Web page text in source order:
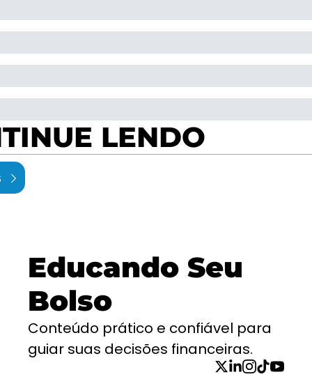
LENDO
Educando Seu
Bolso
Conteúdo prático e confiável para
guiar suas decisões financeiras.